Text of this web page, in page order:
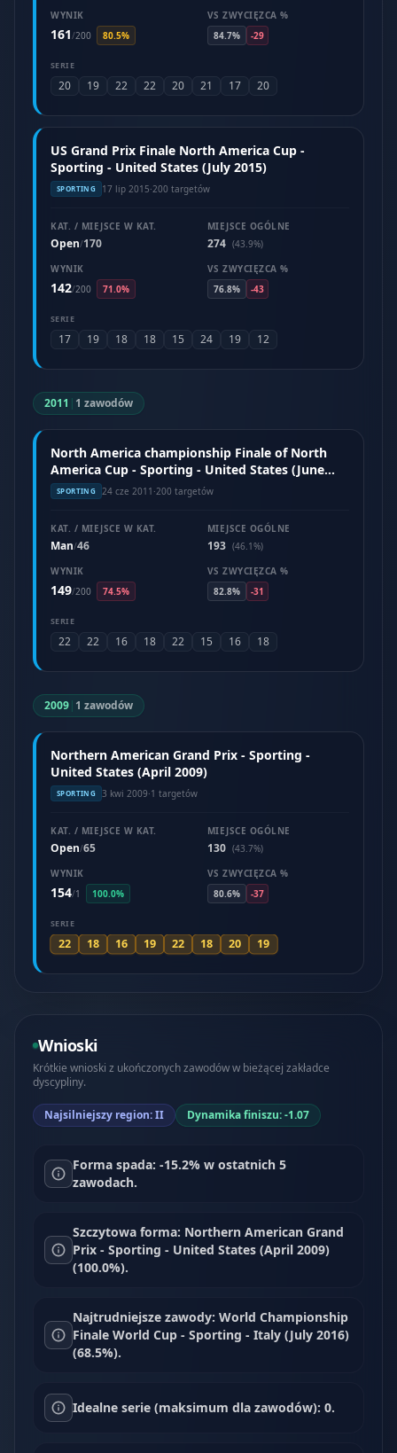
WYNIK
161/200 80.5%
VS ZWYCIĘZCA %
84.7%
-29
SERIE
20 19 22 22 20 21 17 20
US Grand Prix Finale North America Cup -
Sporting - United States (July 2015)
SPORTING 17 lip 2015·200 targetów
KAT. / MIEJSCE W KAT.
Open/170
MIEJSCE OGÓLNE
274 (43.9%)
WYNIK
142/200 71.0%
VS ZWYCIĘZCA %
76.8%
-43
SERIE
17 19 18 18 15 24 19 12
2011 | 1 zawodów
North America championship Finale of North
America Cup - Sporting - United States (June
2011)
SPORTING 24 cze 2011 ·200 targetów
KAT. / MIEJSCE W KAT.
Man/46
MIEJSCE OGÓLNE
193 (46.1%)
WYNIK
149/200 74.5%
VS ZWYCIĘZCA %
82.8%
-31
SERIE
22 22 16 18 22 15 16 18
2009| 1 zawodów
Northern American Grand Prix - Sporting -
United States (April 2009)
SPORTING 3 kwi 2009·1 targetów
KAT. / MIEJSCE W KAT.
Open/65
MIEJSCE OGÓLNE
130 (43.7%)
WYNIK
154/1 100.0%
VS ZWYCIĘZCA %
80.6%
-37
SERIE
22 18 16 19 22 18 20 19
Wnioski
Krótkie wnioski z ukończonych zawodów w bieżącej zakładce
dyscypliny.
Najsilniejszy region: II Dynamika finiszu: -1.07
Forma spada: -15.2% w ostatnich 5
zawodach.
Szczytowa forma: Northern American Grand
Prix - Sporting - United States (April 2009)
(100.0%).
Najtrudniejsze zawody: World Championship
Finale World Cup - Sporting - Italy (July 2016)
(68.5%).
Idealne serie (maksimum dla zawodów): 0.